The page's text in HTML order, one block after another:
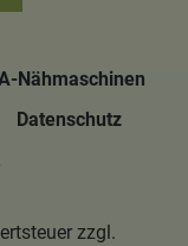
Nähmaschinen
Datenschutz
zzgl.